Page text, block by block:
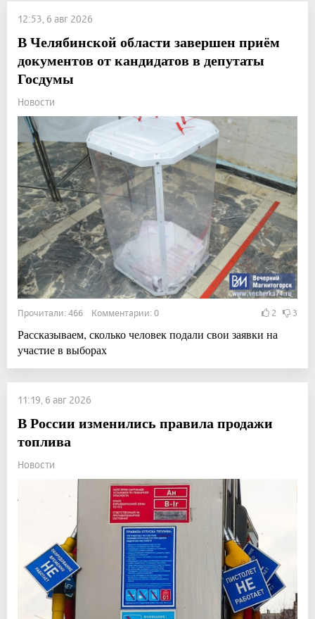
12:53, 6 авг 2026
В Челябинской области завершен приём
документов от кандидатов в депутаты
Госдумы
Новости
Прочитали: 466 Комментарии: 0 2 3
Рассказываем, сколько человек подали свои заявки на
участие в выборах
11:19, 6 авг 2026
В России изменились правила продажи
топлива
Новости